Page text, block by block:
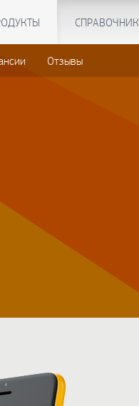
СПРАВОЧНИК
Отзывы